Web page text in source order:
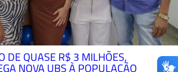
DE QUASE R$ 3 MILHÕES,
NOVA UBS À POPULAÇÃO